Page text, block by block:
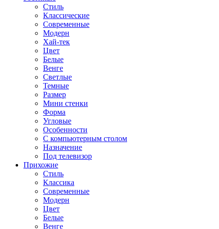
Стиль
Классические
Современные
Модерн
Хай-тек
Цвет
Белые
Венге
Светлые
Темные
Размер
Мини стенки
Форма
Угловые
Особенности
С компьютерным столом
Назначение
Под телевизор
Прихожие
Стиль
Классика
Современные
Модерн
Цвет
Белые
Венге